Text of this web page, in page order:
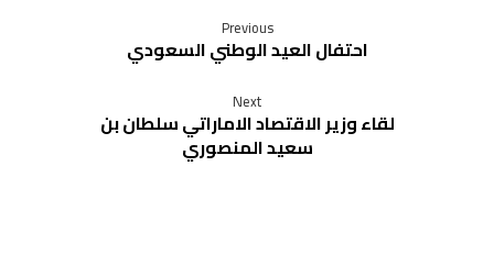
Previous
احتفال العيد الوطني السعودي
Next
لقاء وزير الاقتصاد الاماراتي سلطان بن
سعيد المنصوري